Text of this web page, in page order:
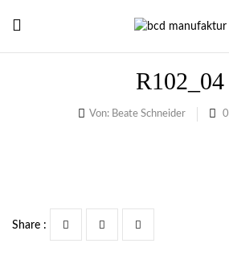
R102_04
Von: Beate Schneider 0
Share :